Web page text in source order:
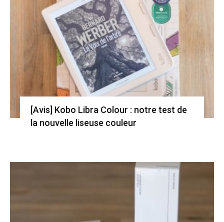
[Avis] Kobo Libra Colour : notre test de
la nouvelle liseuse couleur